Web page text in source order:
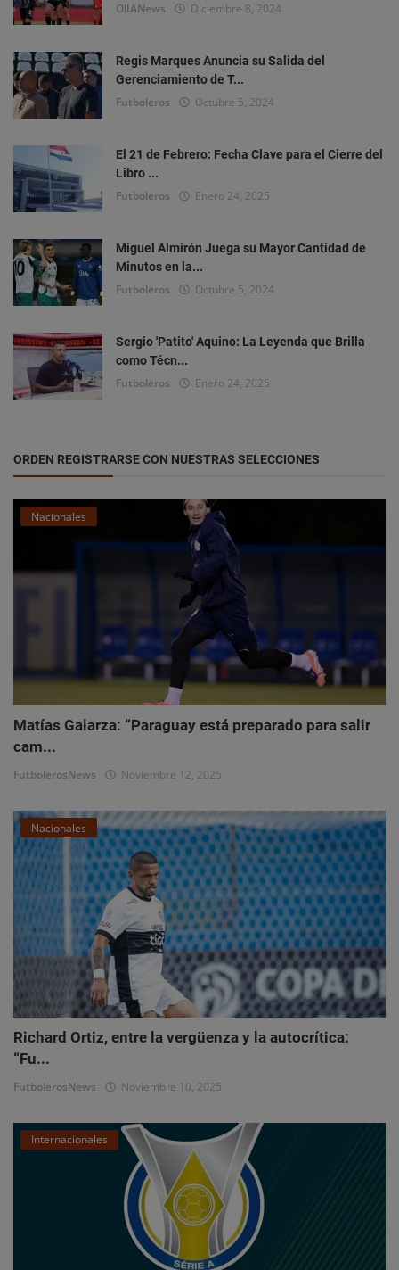
OlIANews Diciembre 8, 2024
Regis Marques Anuncia su Salida del
Gerenciamiento de T...
Futboleros Octubre 5, 2024
El 21 de Febrero: Fecha Clave para el Cierre del
Libro ...
Futboleros Enero 24, 2025
Miguel Almirón Juega su Mayor Cantidad de
Minutos en la...
Futboleros Octubre 5, 2024
Sergio 'Patito' Aquino: La Leyenda que Brilla
como Técn...
Futboleros Enero 24, 2025
ORDEN REGISTRARSE CON NUESTRAS SELECCIONES
Nacionales
Matías Galarza: “Paraguay está preparado para salir
cam...
FutbolerosNews Noviembre 12, 2025
Nacionales
Richard Ortiz, entre la vergüenza y la autocrítica:
“Fu...
FutbolerosNews Noviembre 10, 2025
Internacionales